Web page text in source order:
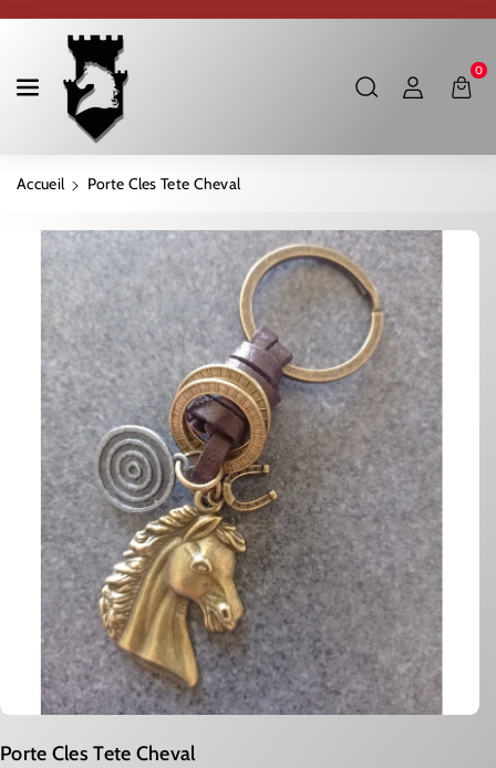
Ignorer Et Passer Au Contenu
0
Accueil Porte Cles Tete Cheval
Passer Aux Informations Produits
Porte Cles Tete Cheval